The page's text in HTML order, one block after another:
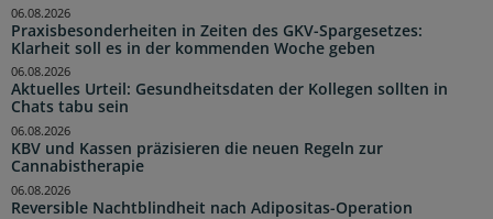
Praxisbesonderheiten in Zeiten des GKV-Spargesetzes:
Klarheit soll es in der kommenden Woche geben
06.08.2026
Aktuelles Urteil: Gesundheitsdaten der Kollegen sollten in
Chats tabu sein
06.08.2026
KBV und Kassen präzisieren die neuen Regeln zur
Cannabistherapie
06.08.2026
Reversible Nachtblindheit nach Adipositas-Operation
06.08.2026